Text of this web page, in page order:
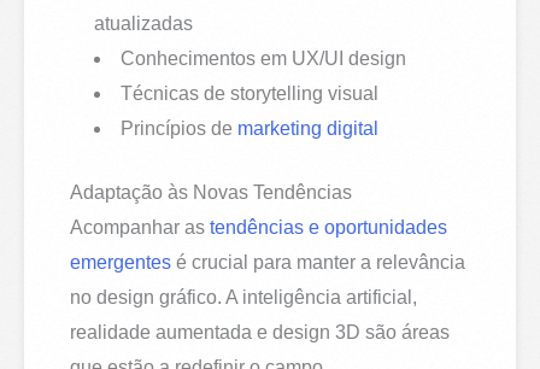
atualizadas
Conhecimentos em UX/UI design
Técnicas de storytelling visual
Princípios de marketing digital
Adaptação às Novas Tendências
Acompanhar astendências e oportunidades
emergentes é crucial para manter a relevância
no design gráfico. A inteligência artificial,
realidade aumentada e design 3D são áreas